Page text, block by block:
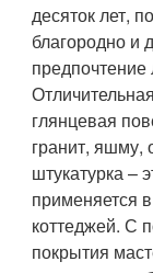
десяток лет,
благородно и
глянцевая
гранит, яшму,
штукатурка –
применяется
коттеджей. С
покрытия